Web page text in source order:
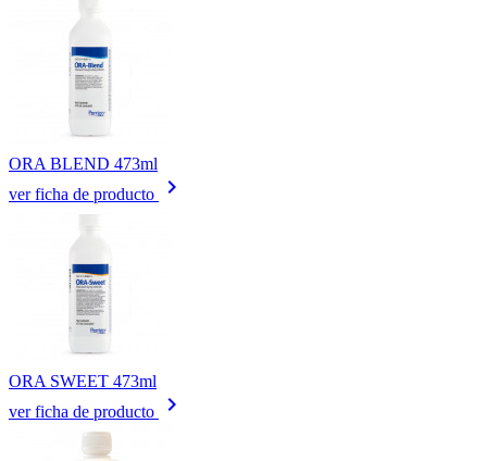
ORA BLEND 473ml
ver ficha de producto
keyboard_arrow_right
ORA SWEET 473ml
ver ficha de producto
keyboard_arrow_right